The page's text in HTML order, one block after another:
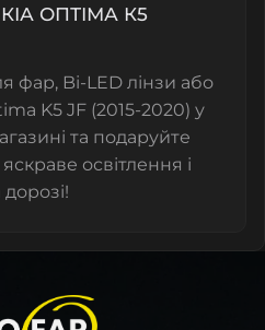
ОПТІМА К5
фар, Bi-LED лінзи або
K5 JF (2015-2020) у
та подаруйте
освітлення і